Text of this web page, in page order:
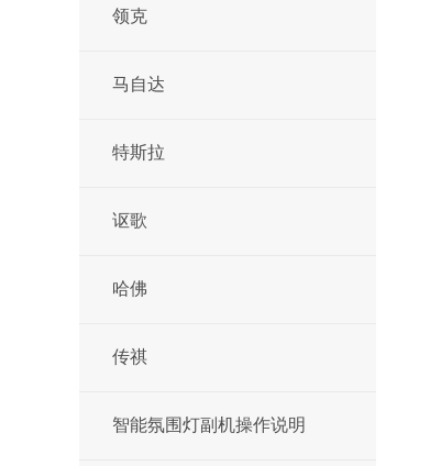
领克
马自达
特斯拉
讴歌
哈佛
传祺
智能氛围灯副机操作说明